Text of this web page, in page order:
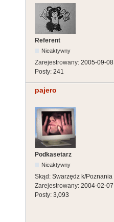
Referent
Nieaktywny
Zarejestrowany: 2005-09-08
Posty: 241
pajero
Podkasetarz
Nieaktywny
Skąd: Swarzędz k/Poznania
Zarejestrowany: 2004-02-07
Posty: 3,093